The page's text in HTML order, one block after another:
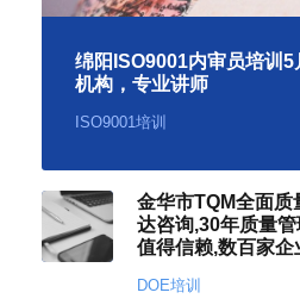
绵阳ISO9001内审员培训
机构，专业讲师
ISO9001培训
金华市TQM全面质
达咨询,30年质量
值得信赖,数百家企
DOE培训